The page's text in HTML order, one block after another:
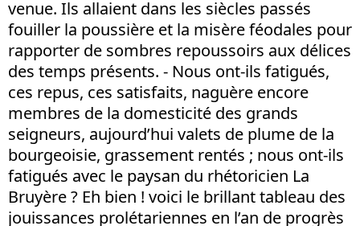
venue. Ils allaient dans les siècles passés
fouiller la poussière et la misère féodales pour
rapporter de sombres repoussoirs aux délices
des temps présents. - Nous ont-ils fatigués,
ces repus, ces satisfaits, naguère encore
membres de la domesticité des grands
seigneurs, aujourd’hui valets de plume de la
bourgeoisie, grassement rentés ; nous ont-ils
fatigués avec le paysan du rhétoricien La
Bruyère ? Eh bien ! voici le brillant tableau des
jouissances prolétariennes en l’an de progrès